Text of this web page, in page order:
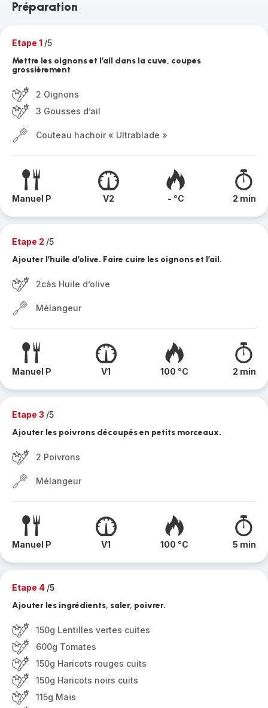
Préparation
Etape 1 /5
Mettre les oignons et l’ail dans la cuve, coupes
grossièrement
2 Oignons
3 Gousses d’ail
Couteau hachoir « Ultrablade »
Manuel P V2 - °C 2 min
Etape 2 /5
Ajouter l’huile d’olive. Faire cuire les oignons et l’ail.
2càs Huile d’olive
Mélangeur
Manuel P V1 100 °C 2 min
Etape 3 /5
Ajouter les poivrons découpés en petits morceaux.
2 Poivrons
Mélangeur
Manuel P V1 100 °C 5 min
Etape 4 /5
Ajouter les ingrédients, saler, poivrer.
150g Lentilles vertes cuites
600g Tomates
150g Haricots rouges cuits
150g Haricots noirs cuits
115g Maïs